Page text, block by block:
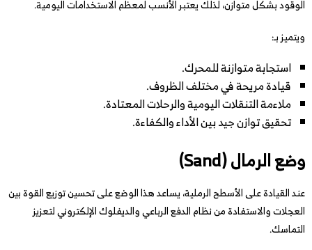
الوقود بشكل متوازن، لذلك يعتبر الأنسب لمعظم الاستخدامات اليومية.
ويتميز بـ:
استجابة متوازنة للمحرك.
قيادة مريحة في مختلف الظروف.
ملاءمة التنقلات اليومية والرحلات المعتادة.
تحقيق توازن جيد بين الأداء والكفاءة.
وضع الرمال (Sand)
عند القيادة على الأسطح الرملية، يساعد هذا الوضع على تحسين توزيع القوة بين
العجلات والاستفادة من نظام الدفع الرباعي والديفلوك الإلكتروني لتعزيز
التماسك.